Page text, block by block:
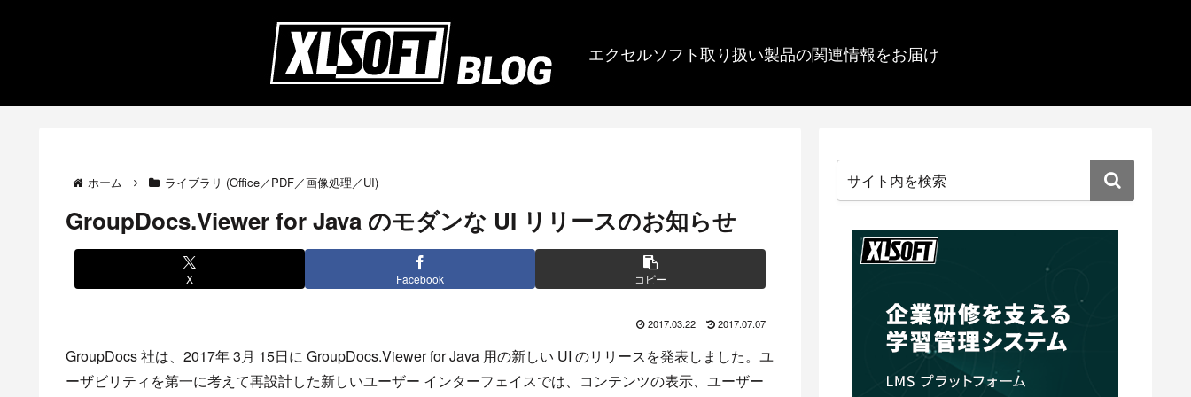
エクセルソフト取り扱い製品の関連情報をお届け
ホーム ライブラリ (Office／PDF／画像処理／UI)
GroupDocs.Viewer for Java のモダンな UI リリースのお知らせ
X Facebook コピー
2017.03.22 2017.07.07
GroupDocs 社は、2017年 3月 15日に GroupDocs.Viewer for Java 用の新しい UI のリリースを発表しました。ユ
ーザビリティを第一に考えて再設計した新しいユーザー インターフェイスでは、コンテンツの表示、ユーザー